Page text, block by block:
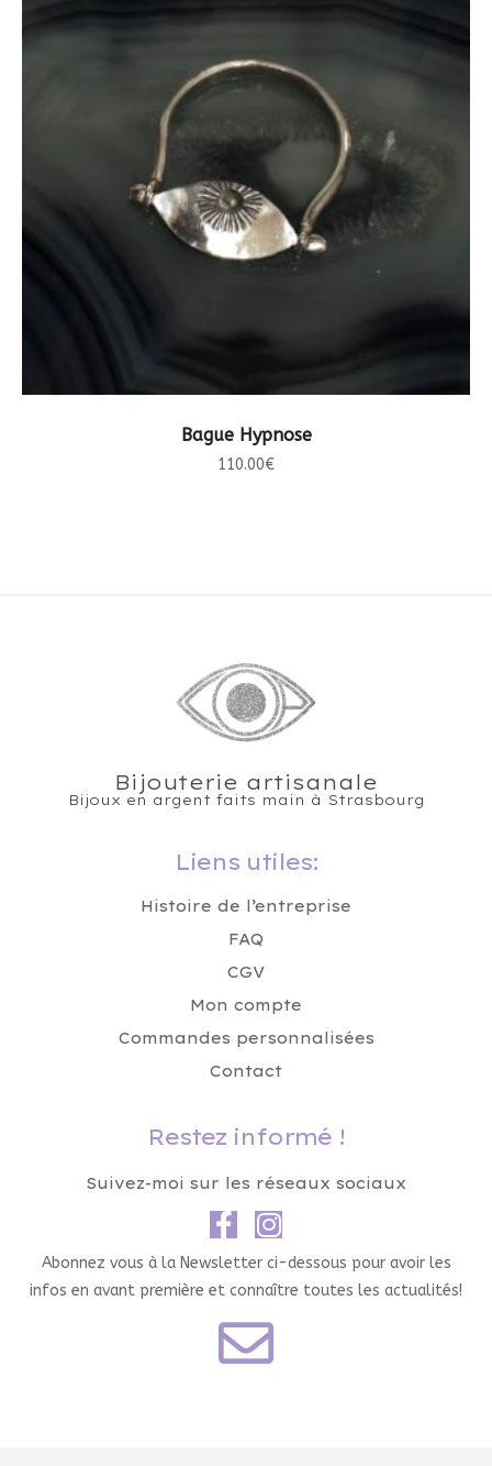
CHOIX DES OPTIONS
Bague Hypnose
110.00€
Bijouterie artisanale
Bijoux en argent faits main à Strasbourg
Liens utiles:
Histoire de l’entreprise
FAQ
CGV
Mon compte
Commandes personnalisées
Contact
Restez informé !
Suivez-moi sur les réseaux sociaux
Abonnez vous à la Newsletter ci-dessous pour avoir les
infos en avant première et connaître toutes les actualités!